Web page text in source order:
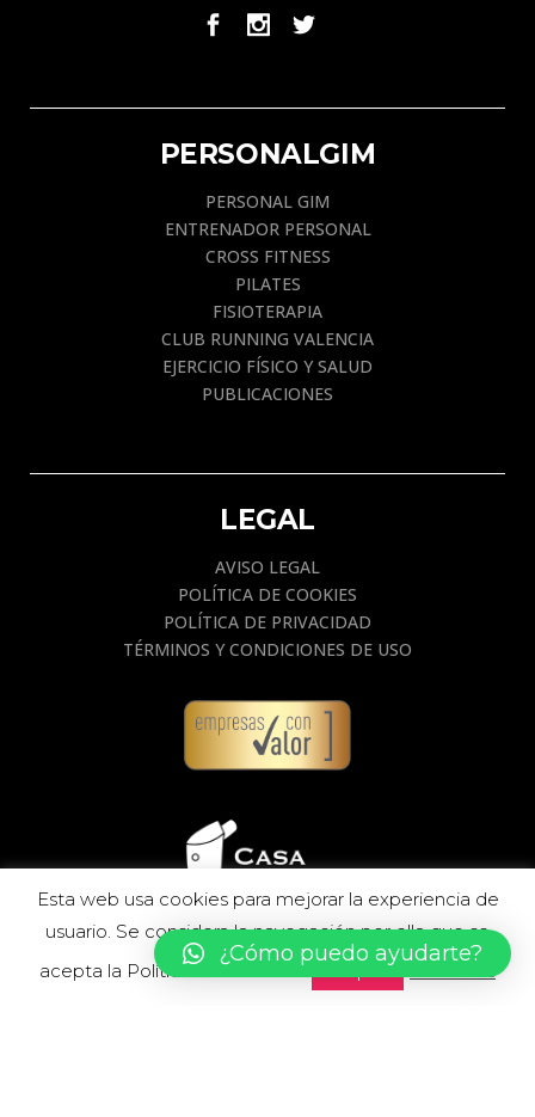
PERSONALGIM
PERSONAL GIM
ENTRENADOR PERSONAL
CROSS FITNESS
PILATES
FISIOTERAPIA
CLUB RUNNING VALENCIA
EJERCICIO FÍSICO Y SALUD
PUBLICACIONES
LEGAL
AVISO LEGAL
POLÍTICA DE COOKIES
POLÍTICA DE PRIVACIDAD
TÉRMINOS Y CONDICIONES DE USO
Esta web usa cookies para mejorar la experiencia de
usuario. Se considera la navegación por ella que se
acepta la Política de Cookies.
Aceptar Leer más
¿Cómo puedo ayudarte?